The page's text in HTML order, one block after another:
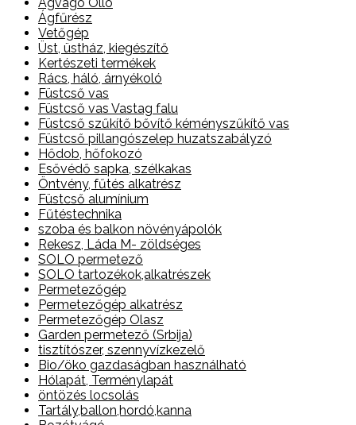
Ágfűrész
Vetőgép
Üst, üstház, kiegészítő
Kertészeti termékek
Rács, háló, árnyékoló
Füstcső vas
Füstcső vas Vastag falu
Füstcső szűkítő bővítő kéményszűkítő vas
Füstcső pillangószelep huzatszabályzó
Hődob, hőfokozó
Esővédő sapka, szélkakas
Öntvény, fűtés alkatrész
Füstcső alumínium
Fűtéstechnika
szoba és balkon növényápolók
Rekesz, Láda M- zöldséges
SOLO permetező
SOLO tartozékok,alkatrészek
Permetezőgép
Permetezőgép alkatrész
Permetezőgép Olasz
Garden permetező (Srbija)
tisztítószer, szennyvízkezelő
Bio/öko gazdaságban használható
Hólapát, Terménylapát
öntözés locsolás
Tartály,ballon,hordó,kanna